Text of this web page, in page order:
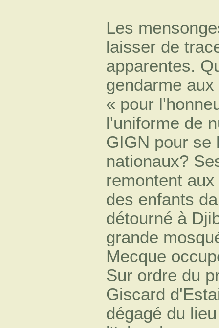
Les
laisser de
apparentes.
gendarme
« pour
l'uniforme de
GIGN pour se
nationaux?
remontent
des enfants
détourné à
grande
Mecque
Sur ordre du
Giscard
dégagé du